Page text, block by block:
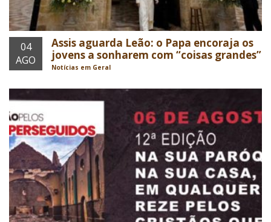
04
AGO
Assis aguarda Leão: o Papa encoraja os
jovens a sonharem com “coisas grandes”
Notícias em Geral